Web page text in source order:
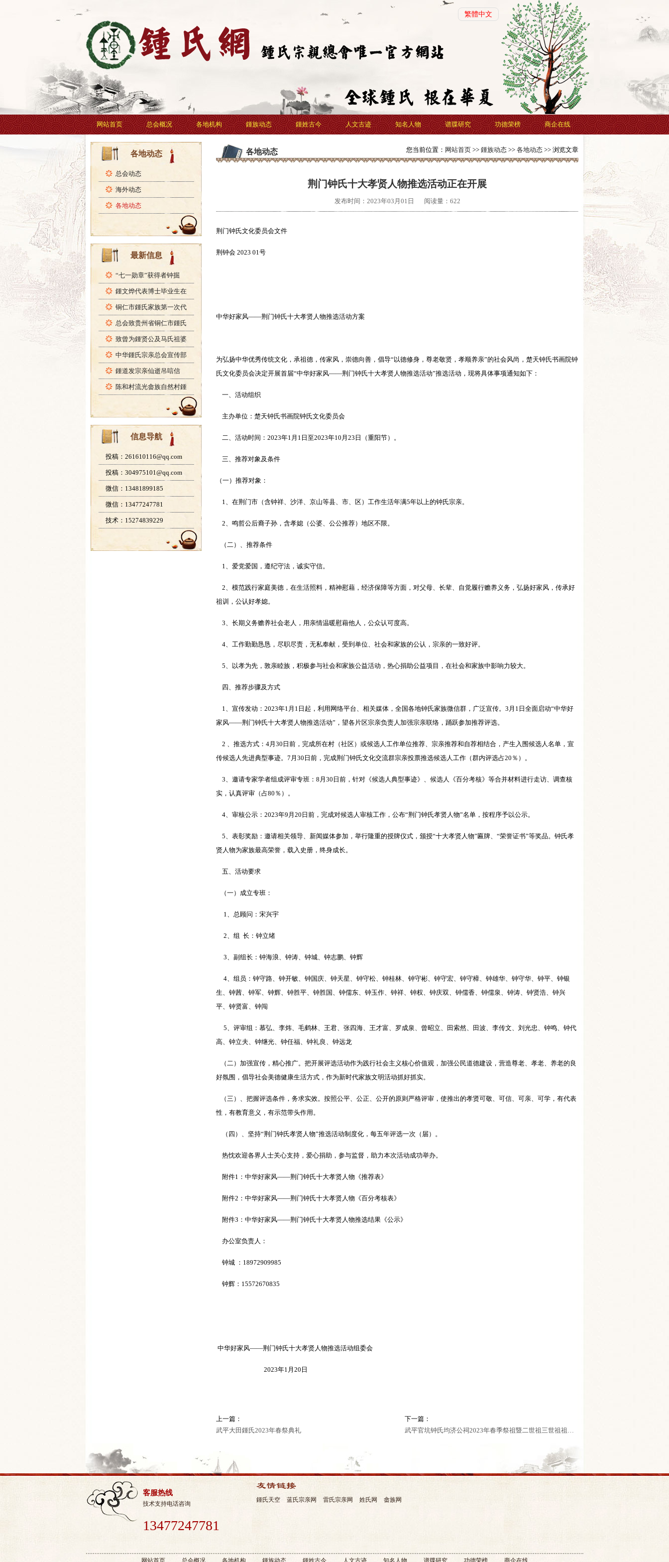
繁體中文
网站首页 总会概况 各地机构 鍾族动态 鍾姓古今 人文古迹 知名人物 谱牒研究 功德荣榜 商企在线
各地动态
总会动态
海外动态
各地动态
最新信息
“七一勋章”获得者钟掘
鍾文烨代表博士毕业生在
铜仁市鍾氏家族第一次代
总会致贵州省铜仁市鍾氏
致曾为鍾贤公及马氏祖婆
中华鍾氏宗亲总会宣传部
鍾道发宗亲仙逝吊唁信
陈和村流光畲族自然村鍾
信息导航
投稿：261610116@qq.com
投稿：304975101@qq.com
微信：13481899185
微信：13477247781
技术：15274839229
各地动态 您当前位置： 网站首页>> 鍾族动态>> 各地动态>> 浏览文章
荆门钟氏十大孝贤人物推选活动正在开展
发布时间：2023年03月01日 阅读量： 622
荆门钟氏文化委员会文件
荆钟会 2023 01号
中华好家风——荆门钟氏十大孝贤人物推选活动方案
为弘扬中华优秀传统文化，承祖德，传家风，崇德向善，倡导“以德修身，尊老敬贤，孝顺养亲”的社会风尚，楚天钟氏书画院钟
氏文化委员会决定开展首届“中华好家风——荆门钟氏十大孝贤人物推选活动”推选活动，现将具体事项通知如下：
一、活动组织
主办单位：楚天钟氏书画院钟氏文化委员会
二、活动时间：2023年1月1日至2023年10月23日（重阳节）。
三、推荐对象及条件
（一）推荐对象：
1、在荆门市（含钟祥、沙洋、京山等县、市、区）工作生活年满5年以上的钟氏宗亲。
2、鸣哲公后裔子孙，含孝媳（公婆、公公推荐）地区不限。
（二）、推荐条件
1、爱党爱国，遵纪守法，诚实守信。
2、模范践行家庭美德，在生活照料，精神慰藉，经济保障等方面，对父母、长辈、自觉履行赡养义务，弘扬好家风，传承好
祖训，公认好孝媳。
3、长期义务赡养社会老人，用亲情温暖慰藉他人，公众认可度高。
4、工作勤勤恳恳，尽职尽责，无私奉献，受到单位、社会和家族的公认，宗亲的一致好评。
5、以孝为先，敦亲睦族，积极参与社会和家族公益活动，热心捐助公益项目，在社会和家族中影响力较大。
四、推荐步骤及方式
1、宣传发动：2023年1月1日起，利用网络平台、相关媒体，全国各地钟氏家族微信群，广泛宣传。3月1日全面启动“中华好
家风——荆门钟氏十大孝贤人物推选活动”，望各片区宗亲负责人加强宗亲联络，踊跃参加推荐评选。
2 、推选方式：4月30日前，完成所在村（社区）或候选人工作单位推荐、宗亲推荐和自荐相结合，产生入围候选人名单，宣
传候选人先进典型事迹。7月30日前，完成荆门钟氏文化交流群宗亲投票推选候选人工作（群内评选占20％）。
3、邀请专家学者组成评审专班：8月30日前，针对《候选人典型事迹》、候选人《百分考核》等合并材料进行走访、调查核
实，认真评审（占80％）。
4、审核公示：2023年9月20日前，完成对候选人审核工作，公布“荆门钟氏孝贤人物”名单，按程序予以公示。
5、表彰奖励：邀请相关领导、新闻媒体参加，举行隆重的授牌仪式，颁授“十大孝贤人物”匾牌、“荣誉证书”等奖品。钟氏孝
贤人物为家族最高荣誉，载入史册，终身成长。
五、活动要求
（一）成立专班：
1、总顾问：宋兴宇
2、组 长：钟立绪
3、副组长：钟海浪、钟涛、钟城、钟志鹏、钟辉
4、组员：钟守路、钟开敏、钟国庆、钟天星、钟守松、钟桂林、钟守彬、钟守宏、钟守樟、钟雄华、钟守华、钟平、钟银
生、钟茜、钟军、钟辉、钟胜平、钟胜国、钟儒东、钟玉作、钟祥、钟权、钟庆双、钟儒香、钟儒泉、钟涛、钟贤浩、钟兴
平、钟贤富、钟闯
5、评审组：慕弘、李炜、毛鹤林、王君、张四海、王才富、罗成泉、曾昭立、田索然、田波、李传文、刘光忠、钟鸣、钟代
高、钟立夫、钟继光、钟任福、钟礼良、钟远龙
（二）加强宣传，精心推广。把开展评选活动作为践行社会主义核心价值观，加强公民道德建设，营造尊老、孝老、养老的良
好氛围，倡导社会美德健康生活方式，作为新时代家族文明活动抓好抓实。
（三）、把握评选条件，务求实效。按照公平、公正、公开的原则严格评审，使推出的孝贤可敬、可信、可亲、可学，有代表
性，有教育意义，有示范带头作用。
（四）、坚持“荆门钟氏孝贤人物”推选活动制度化，每五年评选一次（届）。
热忱欢迎各界人士关心支持，爱心捐助，参与监督，助力本次活动成功举办。
附件1：中华好家风——荆门钟氏十大孝贤人物《推荐表》
附件2：中华好家风——荆门钟氏十大孝贤人物《百分考核表》
附件3：中华好家风——荆门钟氏十大孝贤人物推选结果《公示》
办公室负责人：
钟城 ：18972909985
钟辉：15572670835
中华好家风——荆门钟氏十大孝贤人物推选活动组委会
2023年1月20日
上一篇：
武平大田鍾氏2023年春祭典礼
下一篇：
武平官坑钟氏均济公祠2023年春季祭祖暨二世祖三世祖祖坟重修落成开光庆典
客服热线
技术支持电话咨询
13477247781
鍾氏天空 蓝氏宗亲网 雷氏宗亲网 姓氏网 畲族网
网站首页 总会概况 各地机构 鍾族动态 鍾姓古今 人文古迹 知名人物 谱牒研究 功德荣榜 商企在线